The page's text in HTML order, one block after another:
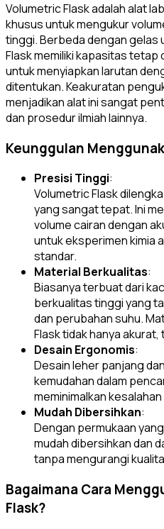
Volumetric Flask adalah alat
khusus untuk mengukur
tinggi. Berbeda dengan gelas
Flask memiliki kapasitas tetap
untuk menyiapkan larutan
ditentukan. Keakuratan
menjadikan alat ini sangat
dan prosedur ilmiah lainnya.
Keunggulan
Presisi Tinggi:
Volumetric Flask
yang sangat tepat. Ini
volume cairan dengan
untuk eksperimen kimia
standar.
Material Berkualitas:
Biasanya terbuat dari
berkualitas tinggi yang
dan perubahan suhu.
Flask tidak hanya
Desain Ergonomis:
Desain leher panjang
kemudahan dalam
meminimalkan
Mudah Dibersihkan:
Dengan permukaan
mudah dibersihkan dan
tanpa mengurangi
Bagaimana Cara
Flask?